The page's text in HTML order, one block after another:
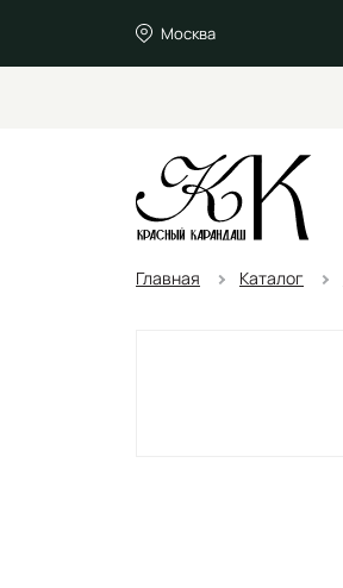
Москва
Главная Каталог